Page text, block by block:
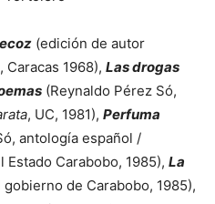
(edición de autor
1968), Las drogas
(Reynaldo Pérez Só,
, UC, 1981), Perfuma
antología español /
Carabobo, 1985), La
de Carabobo, 1985),